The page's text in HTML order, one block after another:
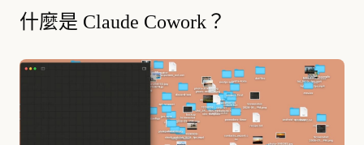
什麼是 Claude Cowork？